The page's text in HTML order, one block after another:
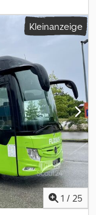
, Farbe:Weiß,
Mercedes-Motor
53+1+1
Retarder,
Hebe- und
Vorhänge,
2x Dachluken,
Grammer 3-
Fensterheber
und beheizbar,
Kleinanzeige
1 / 25